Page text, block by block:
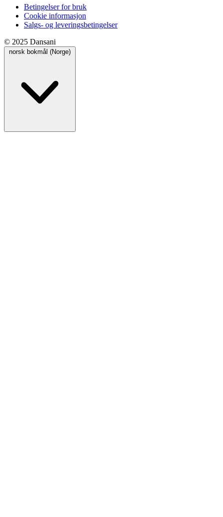
Betingelser for bruk
Cookie informasjon
Salgs- og leveringsbetingelser
© 2025 Dansani
norsk bokmål (Norge)